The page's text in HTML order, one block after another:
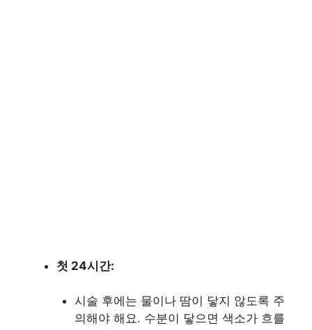
첫 24시간:
시술 후에는 물이나 땀이 닿지 않도록 주
의해야 해요. 수분이 닿으면 색소가 흐를